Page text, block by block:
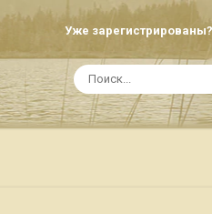
Уже